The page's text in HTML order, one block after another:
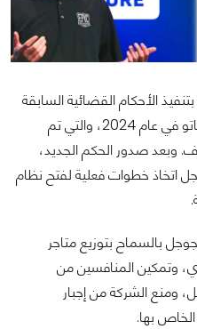
الأحكام القضائية السابقة
التي صدرت عن القاضي جيمس دوناتو في عام 2024، والتي تم
وبعد صدور الحكم الجديد،
اتخاذ خطوات فعلية لفتح نظام
بالسماح بتوزيع متاجر
وتمكين المنافسين من
ومنع الشركة من إجبار
بها.